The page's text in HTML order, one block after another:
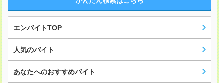
エンバイトTOP
人気のバイト
あなたへのおすすめバイト